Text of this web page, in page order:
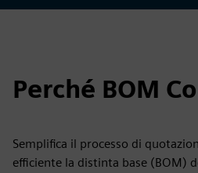
Perché BOM
Semplifica il processo di
efficiente la distinta base (BOM)